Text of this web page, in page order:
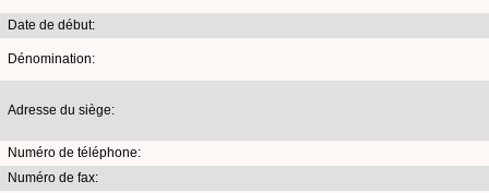
Date de début:
Dénomination:
Adresse du siège:
Numéro de téléphone:
Numéro de fax: